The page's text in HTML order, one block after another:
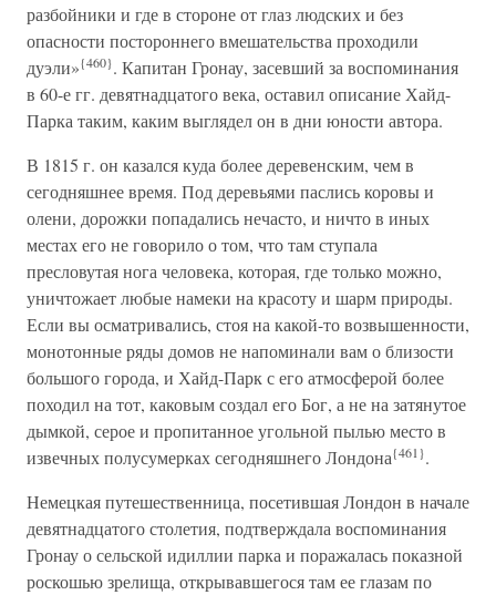
разбойники и где в стороне от глаз людских и без
опасности постороннего вмешательства проходили
дуэли»{460}. Капитан Гронау, засевший за воспоминания
в 60-е гг. девятнадцатого века, оставил описание Хайд-
Парка таким, каким выглядел он в дни юности автора.
В 1815 г. он казался куда более деревенским, чем в
сегодняшнее время. Под деревьями паслись коровы и
олени, дорожки попадались нечасто, и ничто в иных
местах его не говорило о том, что там ступала
пресловутая нога человека, которая, где только можно,
уничтожает любые намеки на красоту и шарм природы.
Если вы осматривались, стоя на какой-то возвышенности,
монотонные ряды домов не напоминали вам о близости
большого города, и Хайд-Парк с его атмосферой более
походил на тот, каковым создал его Бог, а не на затянутое
дымкой, серое и пропитанное угольной пылью место в
извечных полусумерках сегодняшнего Лондона{461}.
Немецкая путешественница, посетившая Лондон в начале
девятнадцатого столетия, подтверждала воспоминания
Гронау о сельской идиллии парка и поражалась показной
роскошью зрелища, открывавшегося там ее глазам по